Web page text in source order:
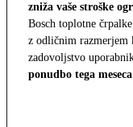
zniža vaše stroške
Bosch toplotne
z odličnim razmerjem
zadovoljstvo
ponudbo tega